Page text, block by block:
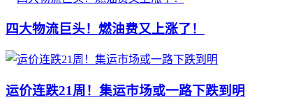
四大物流巨头！燃油费又上涨了！
运价连跌21周！集运市场或一路下跌到明